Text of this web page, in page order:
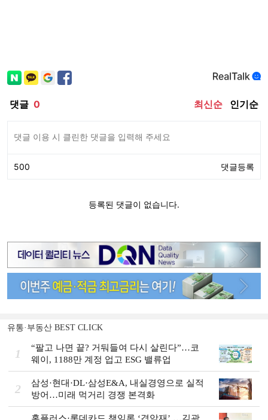
유통·부동산 BEST CLICK
1
“팔고 나면 끝? 거둬들여 다시 살린다”…코
웨이, 1188만 계정 업고 ESG 밸류업
2
삼성·현대·DL·삼성E&A, 내실경영으로 실적
방어…미래 먹거리 경쟁 본격화
홈플러스·롯데카드 책임론 ‘겹악재’ …김광